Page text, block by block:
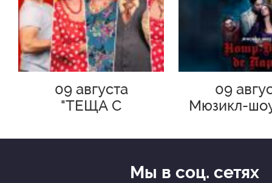
09 августа
"ТЕЩА С
09
Мюзикл-
Мы в соц. сетях